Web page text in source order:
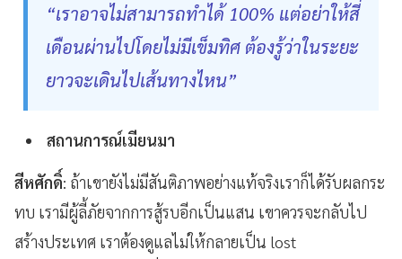
“เราอาจไม่สามารถทำได้ 100% แต่อย่าให้สี่
เดือนผ่านไปโดยไม่มีเข็มทิศ ต้องรู้ว่าในระยะ
ยาวจะเดินไปเส้นทางไหน”
สถานการณ์เมียนมา
สีหศักดิ์: ถ้าเขายังไม่มีสันติภาพอย่างแท้จริงเราก็ได้รับผลกระ
ทบ เรามีผู้ลี้ภัยจากการสู้รบอีกเป็นแสน เขาควรจะกลับไป
สร้างประเทศ เราต้องดูแลไม่ให้กลายเป็น lost